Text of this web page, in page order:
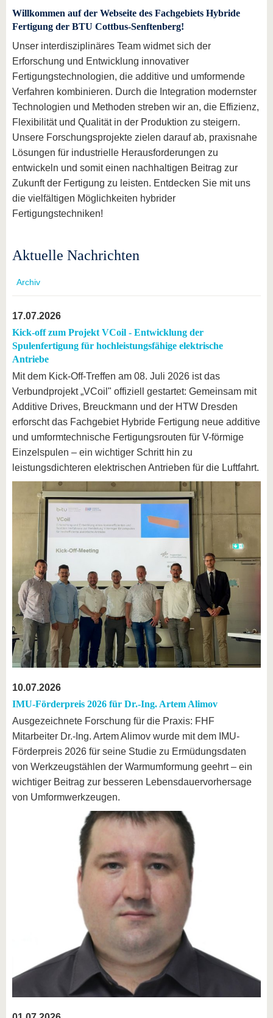
Willkommen auf der Webseite des Fachgebiets Hybride
Fertigung der BTU Cottbus-Senftenberg!
Unser interdisziplinäres Team widmet sich der
Erforschung und Entwicklung innovativer
Fertigungstechnologien, die additive und umformende
Verfahren kombinieren. Durch die Integration modernster
Technologien und Methoden streben wir an, die Effizienz,
Flexibilität und Qualität in der Produktion zu steigern.
Unsere Forschungsprojekte zielen darauf ab, praxisnahe
Lösungen für industrielle Herausforderungen zu
entwickeln und somit einen nachhaltigen Beitrag zur
Zukunft der Fertigung zu leisten. Entdecken Sie mit uns
die vielfältigen Möglichkeiten hybrider
Fertigungstechniken!
Aktuelle Nachrichten
Archiv
17.07.2026
Kick-off zum Projekt VCoil - Entwicklung der
Spulenfertigung für hochleistungsfähige elektrische
Antriebe
Mit dem Kick-Off-Treffen am 08. Juli 2026 ist das
Verbundprojekt „VCoil" offiziell gestartet: Gemeinsam mit
Additive Drives, Breuckmann und der HTW Dresden
erforscht das Fachgebiet Hybride Fertigung neue additive
und umformtechnische Fertigungsrouten für V-förmige
Einzelspulen – ein wichtiger Schritt hin zu
leistungsdichteren elektrischen Antrieben für die Luftfahrt.
10.07.2026
IMU-Förderpreis 2026 für Dr.-Ing. Artem Alimov
Ausgezeichnete Forschung für die Praxis: FHF
Mitarbeiter Dr.-Ing. Artem Alimov wurde mit dem IMU-
Förderpreis 2026 für seine Studie zu Ermüdungsdaten
von Werkzeugstählen der Warmumformung geehrt – ein
wichtiger Beitrag zur besseren Lebensdauervorhersage
von Umformwerkzeugen.